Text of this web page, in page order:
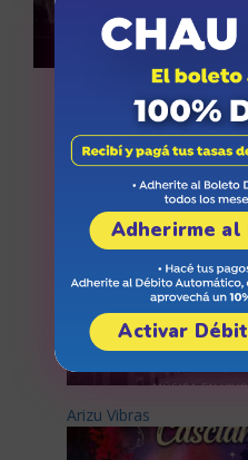
Miradas sobre CARO
Arizu Vibras
Adherirme
Activar